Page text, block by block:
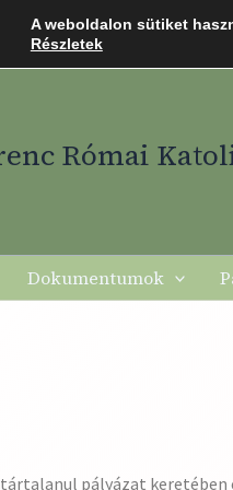
Római
Dokumentumok
pályázat keretében
A weboldalon sütiket
Részletek